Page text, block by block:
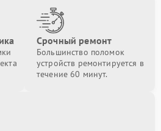
Срочный ремонт
Большинство поломок
устройств ремонтируется в
течение 60 минут.